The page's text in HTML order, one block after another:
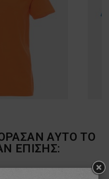
ΑΥΤΌ ΤΟ
ΕΠΊΣΗΣ: